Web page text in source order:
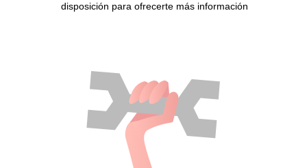
disposición para ofrecerte más información